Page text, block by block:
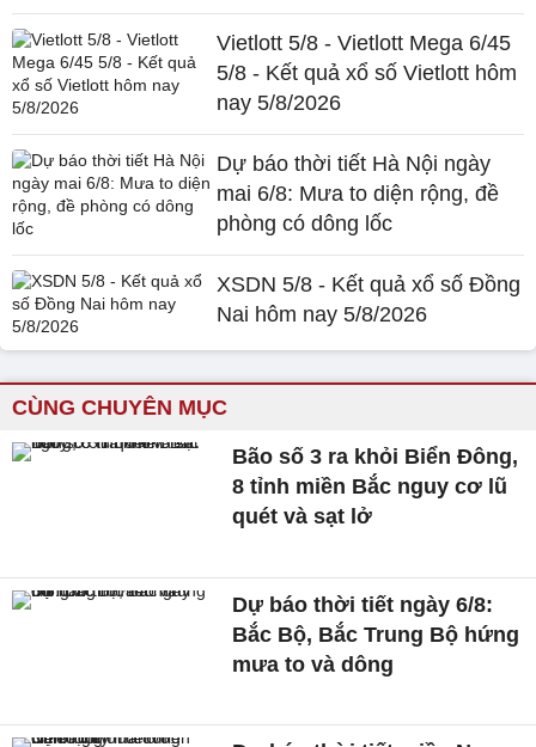
Vietlott 5/8 - Vietlott Mega 6/45
5/8 - Kết quả xổ số Vietlott hôm
nay 5/8/2026
Dự báo thời tiết Hà Nội ngày
mai 6/8: Mưa to diện rộng, đề
phòng có dông lốc
XSDN 5/8 - Kết quả xổ số Đồng
Nai hôm nay 5/8/2026
CÙNG CHUYÊN MỤC
Bão số 3 ra khỏi Biển Đông,
8 tỉnh miền Bắc nguy cơ lũ
quét và sạt lở
Dự báo thời tiết ngày 6/8:
Bắc Bộ, Bắc Trung Bộ hứng
mưa to và dông